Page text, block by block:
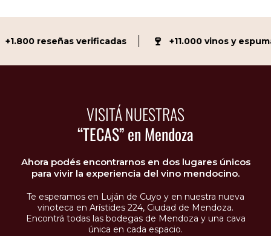
reseñas verificadas +11.000 vinos y
VISITÁ NUESTRAS
“TECAS” en Mendoza
Ahora podés encontrarnos en dos lugares únicos
para vivir la experiencia del vino mendocino.
Te esperamos en Luján de Cuyo y en nuestra nueva
vinoteca en Arístides 224, Ciudad de Mendoza.
Encontrá todas las bodegas de Mendoza y una cava
única en cada espacio.